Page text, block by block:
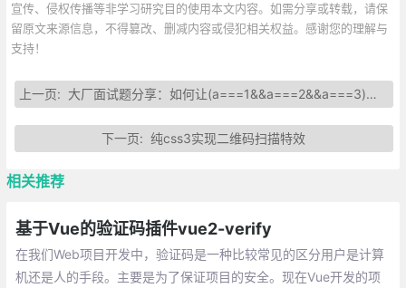
宣传、侵权传播等非学习研究目的使用本文内容。如需分享或转载，请保
留原文来源信息，不得篡改、删减内容或侵犯相关权益。感谢您的理解与
支持！
上一页: 大厂面试题分享：如何让(a===1&&a===2&&a===3)的值为true?
下一页:纯css3实现二维码扫描特效
相关推荐
基于Vue的验证码插件vue2-verify
在我们Web项目开发中，验证码是一种比较常见的区分用户是计算
机还是人的手段。主要是为了保证项目的安全。现在Vue开发的项